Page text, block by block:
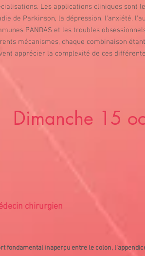
Les applications cliniques sont
de Parkinson, la dépression, l'anxiété,
PANDAS et les troubles
mécanismes, chaque combinaison
apprécier la complexité de ces
Dimanche 15
chirurgien
fondamental inaperçu entre le colon,